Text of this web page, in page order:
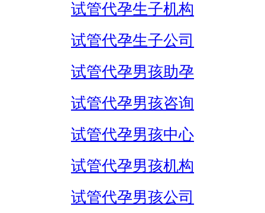
试管代孕生子机构
试管代孕生子公司
试管代孕男孩助孕
试管代孕男孩咨询
试管代孕男孩中心
试管代孕男孩机构
试管代孕男孩公司